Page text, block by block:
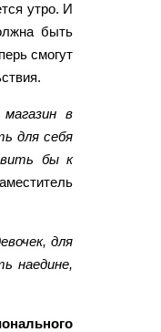
утро. И
быть
смогут
в
для себя
бы к
для
наедине,